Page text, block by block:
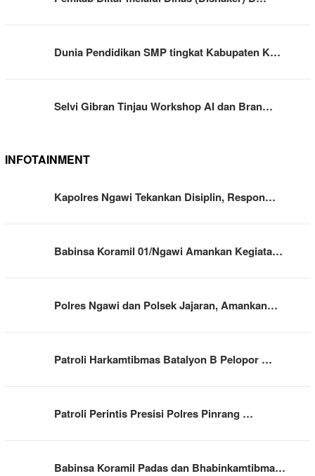
Dunia Pendidikan SMP tingkat Kabupaten K…
Selvi Gibran Tinjau Workshop AI dan Bran…
INFOTAINMENT
Kapolres Ngawi Tekankan Disiplin, Respon…
Babinsa Koramil 01/Ngawi Amankan Kegiata…
Polres Ngawi dan Polsek Jajaran, Amankan…
Patroli Harkamtibmas Batalyon B Pelopor …
Patroli Perintis Presisi Polres Pinrang …
Babinsa Koramil Padas dan Bhabinkamtibma…